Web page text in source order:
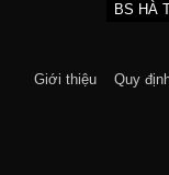
BS HÀ
Giới thiệu Quy